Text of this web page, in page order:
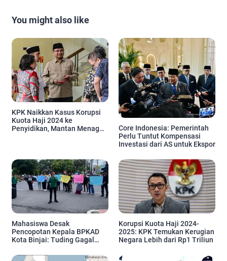
You might also like
KPK Naikkan Kasus Korupsi
Kuota Haji 2024 ke
Penyidikan, Mantan Menag
Core Indonesia: Pemerintah
Perlu Tuntut Kompensasi
Investasi dari AS untuk Ekspor
Mahasiswa Desak
Pencopotan Kepala BPKAD
Kota Binjai: Tuding Gagal
Daerah
Korupsi Kuota Haji 2024-
2025: KPK Temukan Kerugian
Negara Lebih dari Rp1 Triliun